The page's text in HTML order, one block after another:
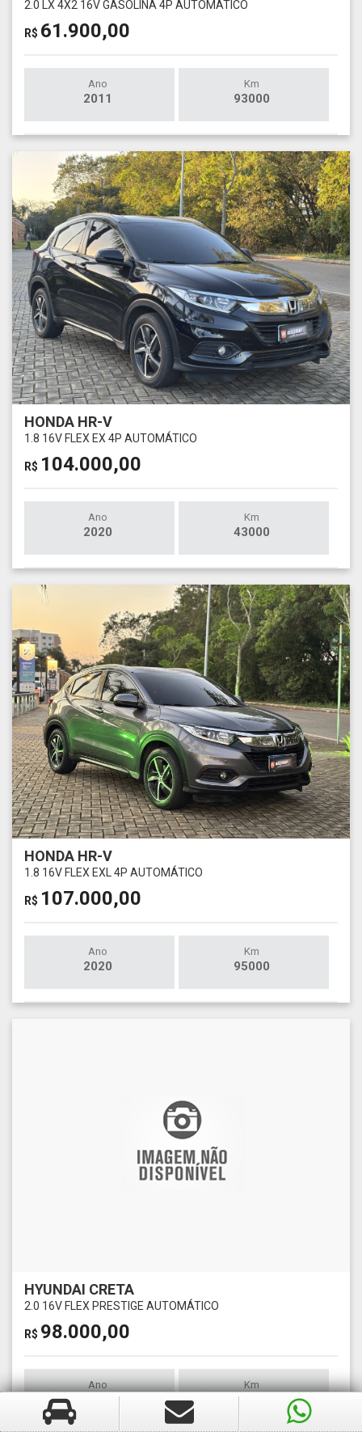
2.0 LX 4X2 16V GASOLINA 4P AUTOMÁTICO
R$ 61.900,00
Ano
2011
Km
93000
HONDA HR-V
1.8 16V FLEX EX 4P AUTOMÁTICO
R$ 104.000,00
Ano
2020
Km
43000
HONDA HR-V
1.8 16V FLEX EXL 4P AUTOMÁTICO
R$ 107.000,00
Ano
2020
Km
95000
HYUNDAI CRETA
2.0 16V FLEX PRESTIGE AUTOMÁTICO
R$ 98.000,00
Ano Km
40000